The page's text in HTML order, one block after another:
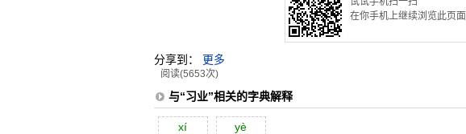
在你手机上继续浏览此页面
分享到： 更多
阅读(5653次)
与“习业”相关的字典解释
xí yè